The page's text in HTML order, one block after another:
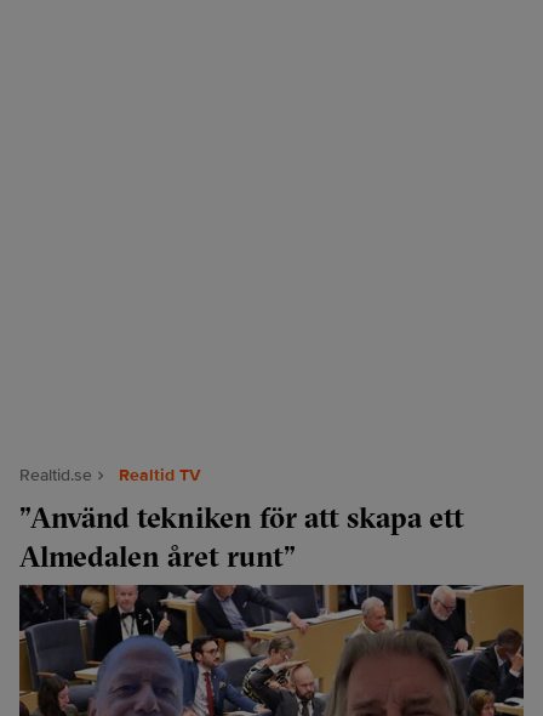
Realtid.se Realtid TV
”Använd tekniken för att skapa ett
Almedalen året runt”